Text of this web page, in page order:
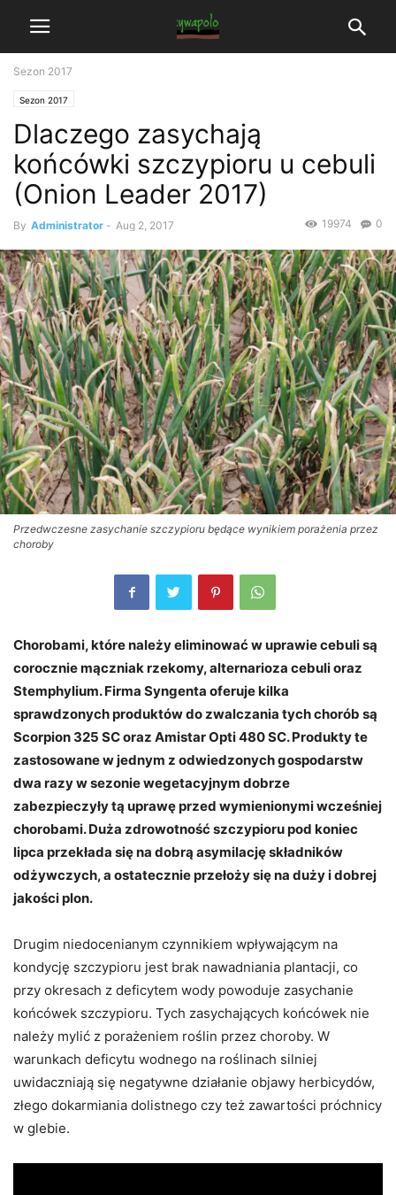
Sezon 2017
Sezon 2017
Dlaczego zasychają
końcówki szczypioru u cebuli
(Onion Leader 2017)
By Administrator - Aug 2, 2017 0
19974
Przedwczesne zasychanie szczypioru będące wynikiem porażenia przez
choroby
Chorobami, które należy eliminować w uprawie cebuli są
corocznie mączniak rzekomy, alternarioza cebuli oraz
Stemphylium. Firma Syngenta oferuje kilka
sprawdzonych produktów do zwalczania tych chorób są
Scorpion 325 SC oraz Amistar Opti 480 SC. Produkty te
zastosowane w jednym z odwiedzonych gospodarstw
dwa razy w sezonie wegetacyjnym dobrze
zabezpieczyły tą uprawę przed wymienionymi wcześniej
chorobami. Duża zdrowotność szczypioru pod koniec
lipca przekłada się na dobrą asymilację składników
odżywczych, a ostatecznie przełoży się na duży i dobrej
jakości plon.
Drugim niedocenianym czynnikiem wpływającym na
kondycję szczypioru jest brak nawadniania plantacji, co
przy okresach z deficytem wody powoduje zasychanie
końcówek szczypioru. Tych zasychających końcówek nie
należy mylić z porażeniem roślin przez choroby. W
warunkach deficytu wodnego na roślinach silniej
uwidaczniają się negatywne działanie objawy herbicydów,
złego dokarmiania dolistnego czy też zawartości próchnicy
w glebie.